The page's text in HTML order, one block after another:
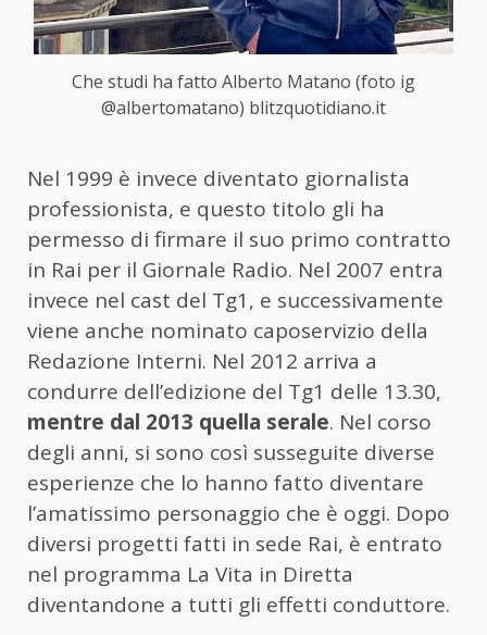
Che studi ha fatto Alberto Matano (foto ig
@albertomatano) blitzquotidiano.it
Nel 1999 è invece diventato giornalista
professionista, e questo titolo gli ha
permesso di firmare il suo primo contratto
in Rai per il Giornale Radio. Nel 2007 entra
invece nel cast del Tg1, e successivamente
viene anche nominato caposervizio della
Redazione Interni. Nel 2012 arriva a
condurre dell’edizione del Tg1 delle 13.30,
mentre dal 2013 quella serale. Nel corso
degli anni, si sono così susseguite diverse
esperienze che lo hanno fatto diventare
l’amatissimo personaggio che è oggi. Dopo
diversi progetti fatti in sede Rai, è entrato
nel programma La Vita in Diretta
diventandone a tutti gli effetti conduttore.